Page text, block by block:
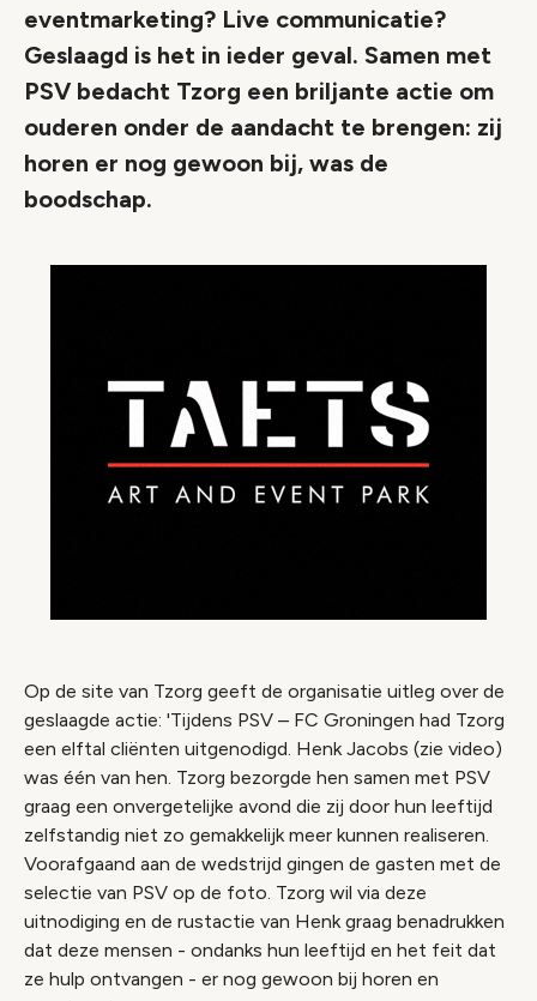
eventmarketing? Live communicatie?
Geslaagd is het in ieder geval. Samen met
PSV bedacht Tzorg een briljante actie om
ouderen onder de aandacht te brengen: zij
horen er nog gewoon bij, was de
boodschap.
Op de site van Tzorg geeft de organisatie uitleg over de
geslaagde actie: 'Tijdens PSV – FC Groningen had Tzorg
een elftal cliënten uitgenodigd. Henk Jacobs (zie video)
was één van hen. Tzorg bezorgde hen samen met PSV
graag een onvergetelijke avond die zij door hun leeftijd
zelfstandig niet zo gemakkelijk meer kunnen realiseren.
Voorafgaand aan de wedstrijd gingen de gasten met de
selectie van PSV op de foto. Tzorg wil via deze
uitnodiging en de rustactie van Henk graag benadrukken
dat deze mensen - ondanks hun leeftijd en het feit dat
ze hulp ontvangen - er nog gewoon bij horen en